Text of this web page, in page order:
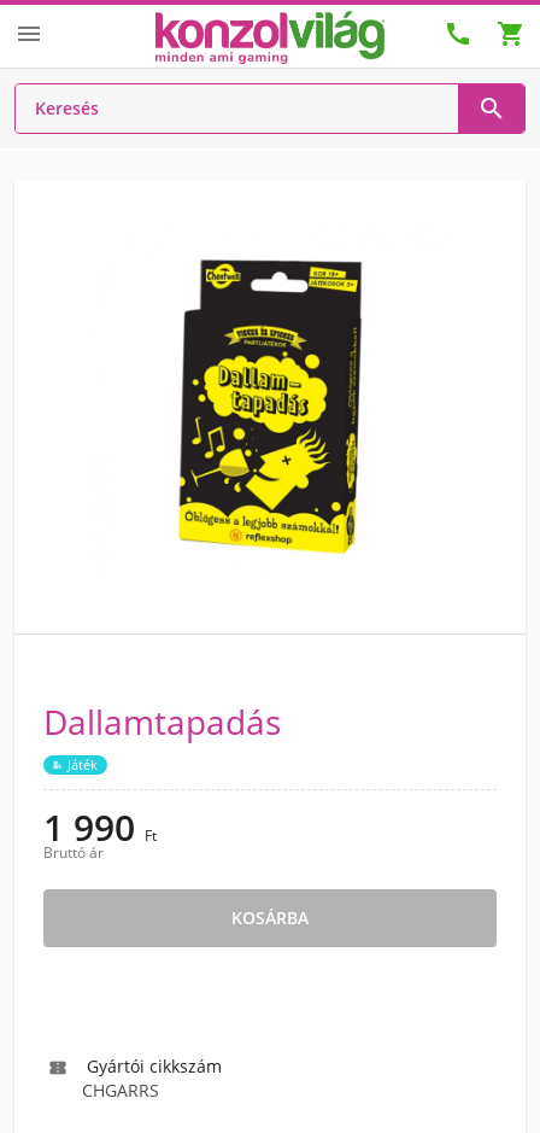
  

Dallamtapadás
Játék
1 990 Ft
Bruttó ár
KOSÁRBA

Gyártói cikkszám
CHGARRS